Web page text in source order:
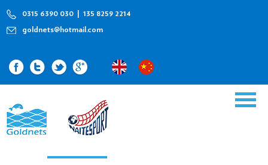
0315 6390 030 | 135 8259 2214
goldnets@hotmail.com